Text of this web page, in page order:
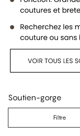
Soutien-gorge
Filtre